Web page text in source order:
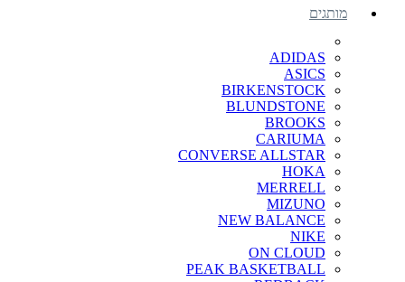
מותגים
ADIDAS
ASICS
BIRKENSTOCK
BLUNDSTONE
BROOKS
CARIUMA
CONVERSE ALLSTAR
HOKA
MERRELL
MIZUNO
NEW BALANCE
NIKE
ON CLOUD
PEAK BASKETBALL